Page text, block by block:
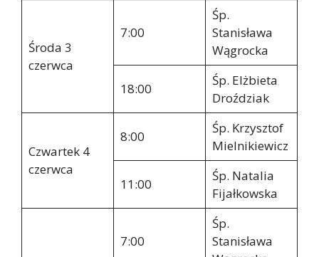
Środa 3
czerwca
7:00
Śp.
Stanisława
Wągrocka
18:00
Śp. Elżbieta
Droździak
Czwartek 4
czerwca
8:00
Śp. Krzysztof
Mielnikiewicz
11:00
Śp. Natalia
Fijałkowska
7:00
Śp.
Stanisława